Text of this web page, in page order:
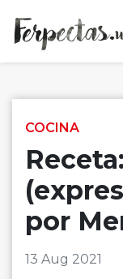
COCINA
por
13 Aug 2021